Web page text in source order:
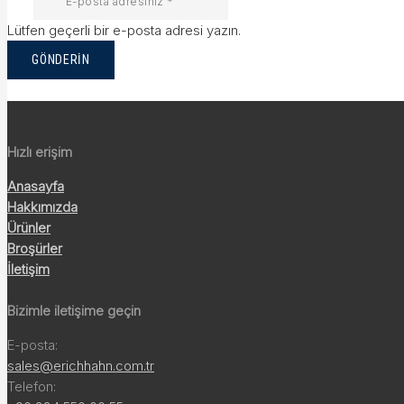
Lütfen geçerli bir e-posta adresi yazın.
GÖNDERIN
Hızlı erişim
Anasayfa
Hakkımızda
Ürünler
Broşürler
İletişim
Bizimle iletişime geçin
E-posta:
sales@erichhahn.com.tr
Telefon: